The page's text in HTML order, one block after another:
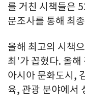
를 거친 시책들은
문조사를 통해 최
올해 최고의 시책
최'가 꼽혔다. 올
아시아 문화도시,
육, 관광 분야에서